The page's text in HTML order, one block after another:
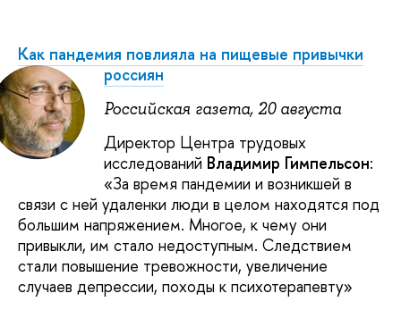
Как пандемия повлияла на пищевые привычки
россиян
Российская газета, 20 августа
Директор Центра трудовых
исследований Владимир Гимпельсон:
«За время пандемии и возникшей в
связи с ней удаленки люди в целом находятся под
большим напряжением. Многое, к чему они
привыкли, им стало недоступным. Следствием
стали повышение тревожности, увеличение
случаев депрессии, походы к психотерапевту»